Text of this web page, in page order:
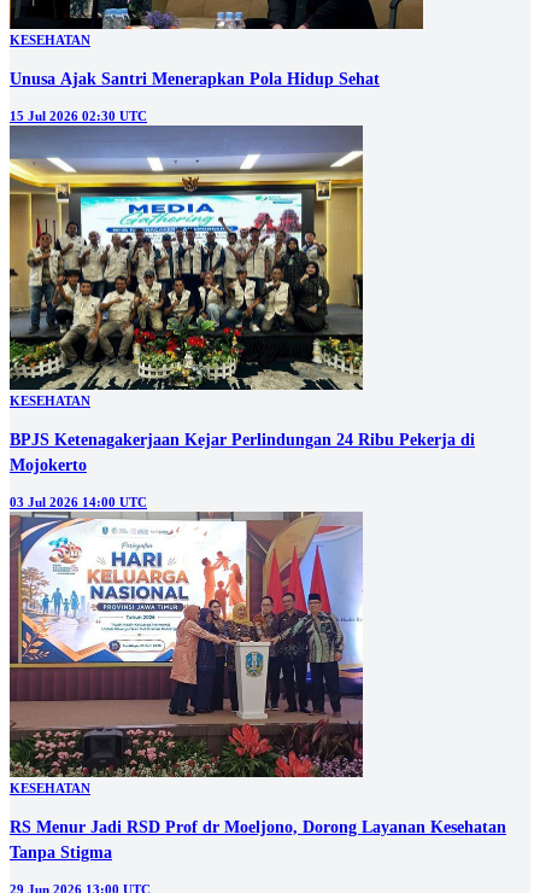
KESEHATAN
Unusa Ajak Santri Menerapkan Pola Hidup Sehat
15 Jul 2026 02:30 UTC
KESEHATAN
BPJS Ketenagakerjaan Kejar Perlindungan 24 Ribu Pekerja di
Mojokerto
03 Jul 2026 14:00 UTC
KESEHATAN
RS Menur Jadi RSD Prof dr Moeljono, Dorong Layanan Kesehatan
Tanpa Stigma
29 Jun 2026 13:00 UTC